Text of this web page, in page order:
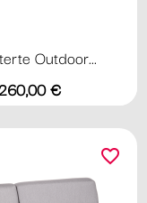
Outdoor...
€
favorite_border